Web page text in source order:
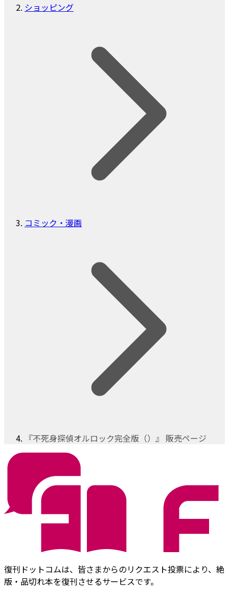
ショッピング
コミック・漫画
『不死身探偵オルロック完全版（）』 販売ページ
復刊ドットコムは、皆さまからのリクエスト投票により、絶
版・品切れ本を復刊させるサービスです。